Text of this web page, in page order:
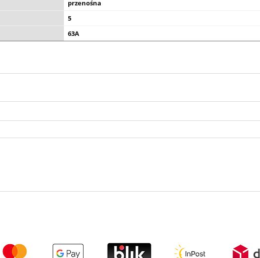
przenośna
5
63A